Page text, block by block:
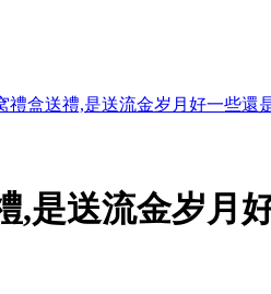
禮盒送禮,是送流金岁月好一些還
,是送流金岁月